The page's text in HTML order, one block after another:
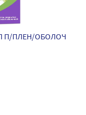
П/ПЛЕН/ОБОЛОЧ